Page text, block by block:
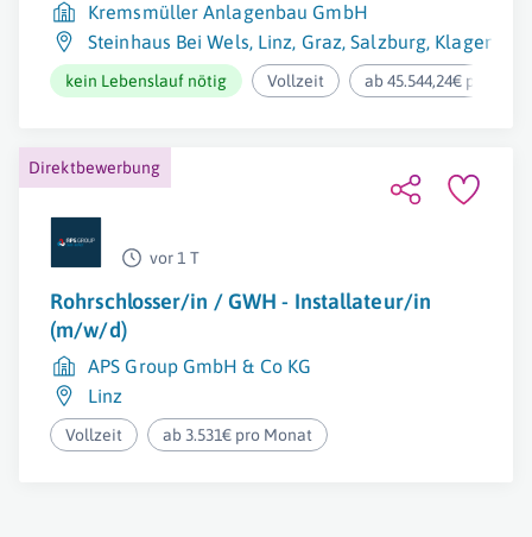
Kremsmüller Anlagenbau GmbH
Steinhaus Bei Wels, Linz, Graz,Salzburg, Klagenfurt
kein Lebenslauf nötig Vollzeit ab 45.544,24€ pro Jahr
Direktbewerbung
vor 1 T
Rohrschlosser/in / GWH - Installateur/in
(m/w/d)
APS Group GmbH & Co KG
Linz
Vollzeit ab 3.531€ pro Monat